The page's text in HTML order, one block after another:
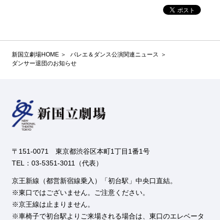
新国立劇場HOME
バレエ＆ダンス公演関連ニュース
ダンサー退団のお知らせ
〒151-0071 東京都渋谷区本町1丁目1番1号
TEL：03-5351-3011（代表）
京王新線（都営新宿線乗入）「初台駅」中央口直結。
東口ではございません。ご注意ください。
京王線は止まりません。
車椅子で初台駅よりご来場される場合は、東口のエレベータ